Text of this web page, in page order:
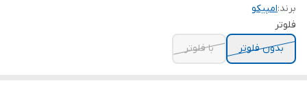
برند:امپیکو
فلوتر
بدون فلوتر
با فلوتر